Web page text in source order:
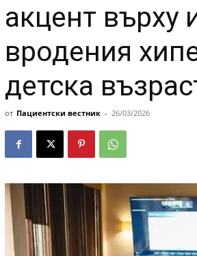
акцент върху
вродения
детска
от Пациентски вестник - 26/03/2026